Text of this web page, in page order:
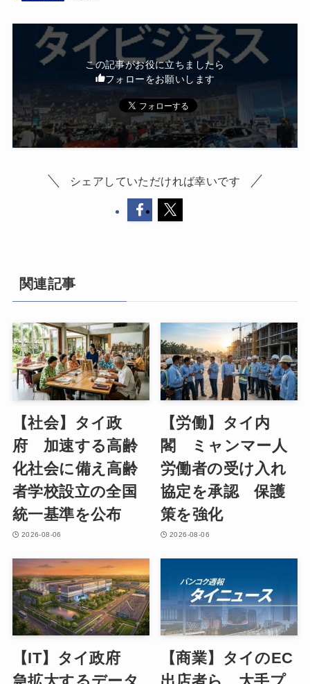
この記事がお役に立ちましたら
フォローをお願いします
シェアしていただければ幸いです
関連記事
【社会】タイ政
府 加速する高齢
化社会に備え高齢
者学校設立の全国
統一基準を公布
2026-08-06
【労働】タイ内
閣 ミャンマー人
労働者の受け入れ
協定を承認 保護
策を強化
2026-08-06
【IT】タイ政府
【商業】タイのEC